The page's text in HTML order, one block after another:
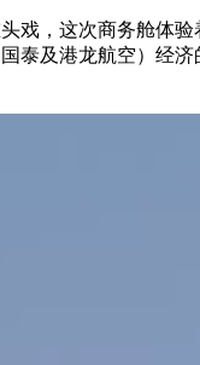
戏，这次商务舱体
泰及港龙航空）经